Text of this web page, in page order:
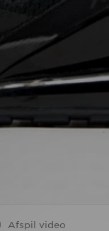
Afspil video